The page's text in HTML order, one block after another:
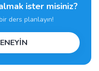
ister misiniz?
ders planlayın!